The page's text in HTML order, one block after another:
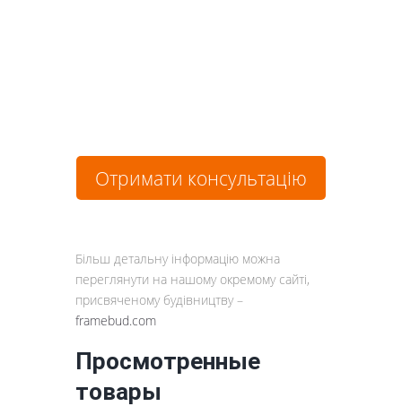
Отримати консультацію
Більш детальну інформацію можна
переглянути на нашому окремому сайті,
присвяченому будівництву –
framebud.com
Просмотренные
товары